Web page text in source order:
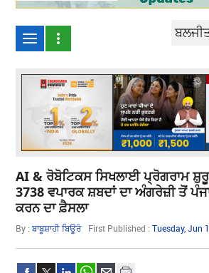
AI & ਰੋਬੋਟਿਕਸ ਸਿਖਲਾਈ ਪ੍ਰੋਗਰਾਮ
3738 ਵਪਾਰਕ ਸ਼ਬਦਾਂ ਦਾ ਅੰਗਰੇਜ਼ੀ ਤੋਂ
ਕਰਨ ਦਾ ਫ਼ੈਸਲਾ
By :ਬਾਬੂਸ਼ਾਹੀ ਬਿਊਰੋ First Published :Tuesday, Jun